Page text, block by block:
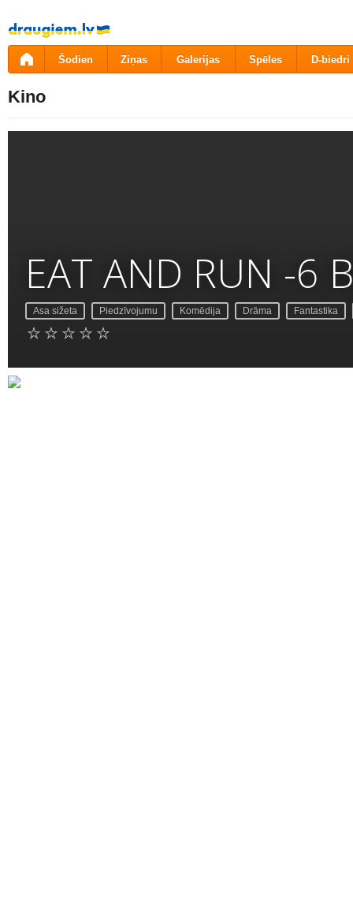
Pāriet
uz
saturu
Šodien Ziņas Galerijas Spēles D-biedri
Kino
EAT AND RUN -6
Asa sižeta Piedzīvojumu Komēdija Drāma Fantastika